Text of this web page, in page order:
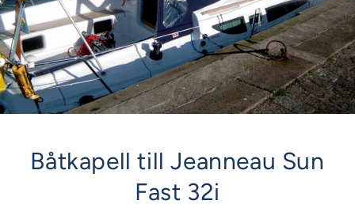
Båtkapell till Jeanneau Sun
Fast 32i